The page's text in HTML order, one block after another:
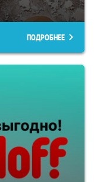
ПОДРОБНЕЕ